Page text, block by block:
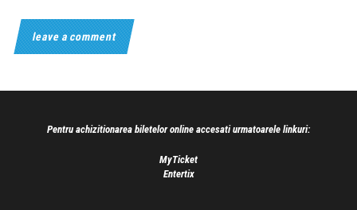
Pentru achizitionarea biletelor online accesati urmatoarele linkuri:
MyTicket
Entertix